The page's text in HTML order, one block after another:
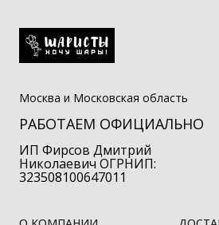
Москва и Московская область
РАБОТАЕМ ОФИЦИАЛЬНО
ИП Фирсов Дмитрий
Николаевич ОГРНИП:
323508100647011